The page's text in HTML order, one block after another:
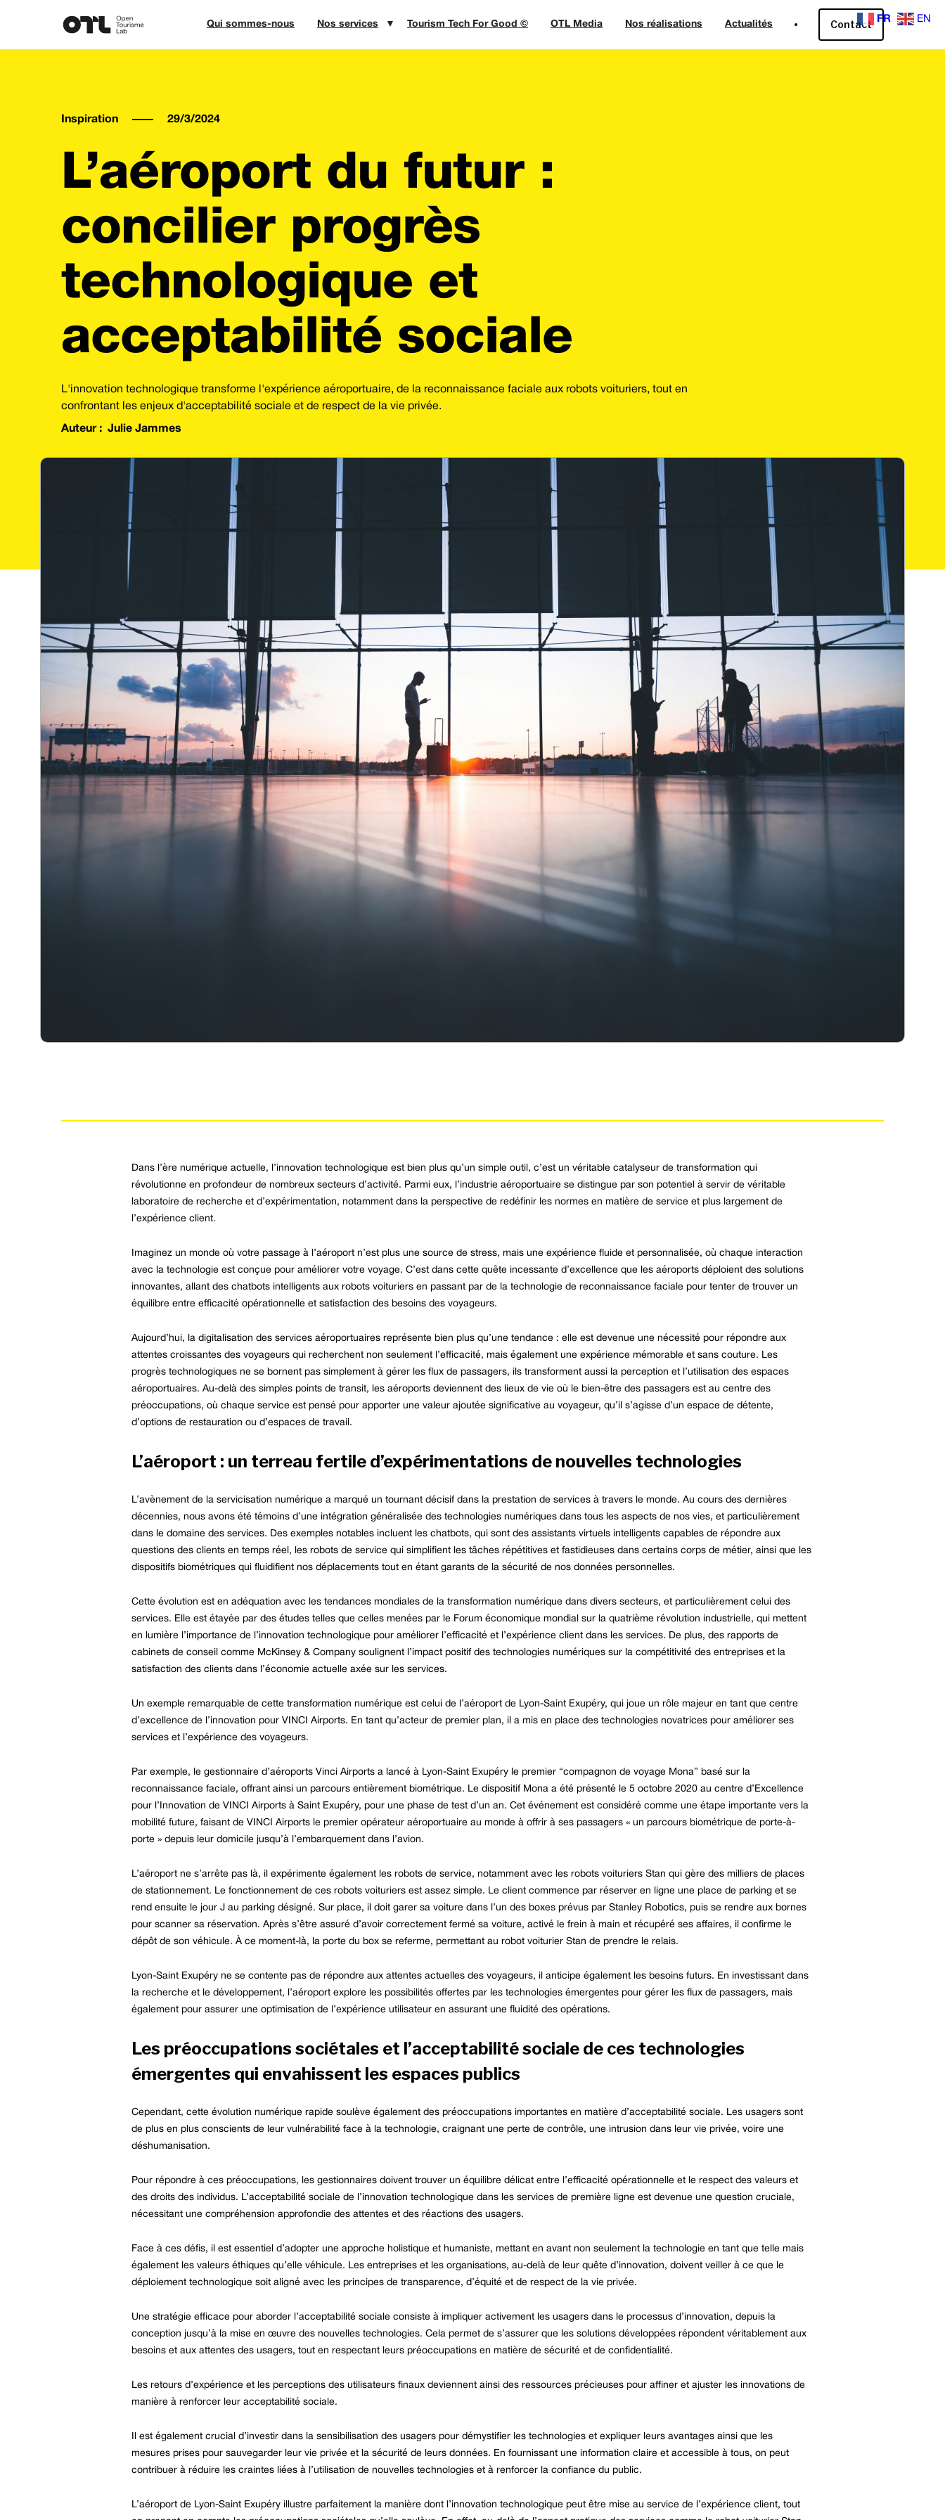
FR EN
Qui sommes-nous Nos services ▼ Tourism Tech For Good © OTL Media Nos réalisations Actualités Contact
Inspiration 29/3/2024
L’aéroport du futur :
concilier progrès
technologique et
acceptabilité sociale
L'innovation technologique transforme l'expérience aéroportuaire, de la reconnaissance faciale aux robots voituriers, tout en
confrontant les enjeux d'acceptabilité sociale et de respect de la vie privée.
Auteur : Julie Jammes
Dans l’ère numérique actuelle, l’innovation technologique est bien plus qu’un simple outil, c’est un véritable catalyseur de transformation qui
révolutionne en profondeur de nombreux secteurs d’activité. Parmi eux, l’industrie aéroportuaire se distingue par son potentiel à servir de véritable
laboratoire de recherche et d’expérimentation, notamment dans la perspective de redéfinir les normes en matière de service et plus largement de
l’expérience client.
Imaginez un monde où votre passage à l’aéroport n’est plus une source de stress, mais une expérience fluide et personnalisée, où chaque interaction
avec la technologie est conçue pour améliorer votre voyage. C’est dans cette quête incessante d’excellence que les aéroports déploient des solutions
innovantes, allant des chatbots intelligents aux robots voituriers en passant par de la technologie de reconnaissance faciale pour tenter de trouver un
équilibre entre efficacité opérationnelle et satisfaction des besoins des voyageurs.
Aujourd’hui, la digitalisation des services aéroportuaires représente bien plus qu’une tendance : elle est devenue une nécessité pour répondre aux
attentes croissantes des voyageurs qui recherchent non seulement l’efficacité, mais également une expérience mémorable et sans couture. Les
progrès technologiques ne se bornent pas simplement à gérer les flux de passagers, ils transforment aussi la perception et l’utilisation des espaces
aéroportuaires. Au-delà des simples points de transit, les aéroports deviennent des lieux de vie où le bien-être des passagers est au centre des
préoccupations, où chaque service est pensé pour apporter une valeur ajoutée significative au voyageur, qu’il s’agisse d’un espace de détente,
d’options de restauration ou d’espaces de travail.
L’aéroport : un terreau fertile d’expérimentations de nouvelles technologies
L’avènement de la servicisation numérique a marqué un tournant décisif dans la prestation de services à travers le monde. Au cours des dernières
décennies, nous avons été témoins d’une intégration généralisée des technologies numériques dans tous les aspects de nos vies, et particulièrement
dans le domaine des services. Des exemples notables incluent les chatbots, qui sont des assistants virtuels intelligents capables de répondre aux
questions des clients en temps réel, les robots de service qui simplifient les tâches répétitives et fastidieuses dans certains corps de métier, ainsi que les
dispositifs biométriques qui fluidifient nos déplacements tout en étant garants de la sécurité de nos données personnelles.
Cette évolution est en adéquation avec les tendances mondiales de la transformation numérique dans divers secteurs, et particulièrement celui des
services. Elle est étayée par des études telles que celles menées par le Forum économique mondial sur la quatrième révolution industrielle, qui mettent
en lumière l’importance de l’innovation technologique pour améliorer l’efficacité et l’expérience client dans les services. De plus, des rapports de
cabinets de conseil comme McKinsey & Company soulignent l’impact positif des technologies numériques sur la compétitivité des entreprises et la
satisfaction des clients dans l’économie actuelle axée sur les services.
Un exemple remarquable de cette transformation numérique est celui de l’aéroport de Lyon-Saint Exupéry, qui joue un rôle majeur en tant que centre
d’excellence de l’innovation pour VINCI Airports. En tant qu’acteur de premier plan, il a mis en place des technologies novatrices pour améliorer ses
services et l’expérience des voyageurs.
Par exemple, le gestionnaire d’aéroports Vinci Airports a lancé à Lyon-Saint Exupéry le premier “compagnon de voyage Mona” basé sur la
reconnaissance faciale, offrant ainsi un parcours entièrement biométrique. Le dispositif Mona a été présenté le 5 octobre 2020 au centre d’Excellence
pour l’Innovation de VINCI Airports à Saint Exupéry, pour une phase de test d’un an. Cet événement est considéré comme une étape importante vers la
mobilité future, faisant de VINCI Airports le premier opérateur aéroportuaire au monde à offrir à ses passagers « un parcours biométrique de porte-à-
porte » depuis leur domicile jusqu’à l’embarquement dans l’avion.
L’aéroport ne s’arrête pas là, il expérimente également les robots de service, notamment avec les robots voituriers Stan qui gère des milliers de places
de stationnement. Le fonctionnement de ces robots voituriers est assez simple. Le client commence par réserver en ligne une place de parking et se
rend ensuite le jour J au parking désigné. Sur place, il doit garer sa voiture dans l’un des boxes prévus par Stanley Robotics, puis se rendre aux bornes
pour scanner sa réservation. Après s’être assuré d’avoir correctement fermé sa voiture, activé le frein à main et récupéré ses affaires, il confirme le
dépôt de son véhicule. À ce moment-là, la porte du box se referme, permettant au robot voiturier Stan de prendre le relais.
Lyon-Saint Exupéry ne se contente pas de répondre aux attentes actuelles des voyageurs, il anticipe également les besoins futurs. En investissant dans
la recherche et le développement, l’aéroport explore les possibilités offertes par les technologies émergentes pour gérer les flux de passagers, mais
également pour assurer une optimisation de l’expérience utilisateur en assurant une fluidité des opérations.
Les préoccupations sociétales et l’acceptabilité sociale de ces technologies
émergentes qui envahissent les espaces publics
Cependant, cette évolution numérique rapide soulève également des préoccupations importantes en matière d’acceptabilité sociale. Les usagers sont
de plus en plus conscients de leur vulnérabilité face à la technologie, craignant une perte de contrôle, une intrusion dans leur vie privée, voire une
déshumanisation.
Pour répondre à ces préoccupations, les gestionnaires doivent trouver un équilibre délicat entre l’efficacité opérationnelle et le respect des valeurs et
des droits des individus. L’acceptabilité sociale de l’innovation technologique dans les services de première ligne est devenue une question cruciale,
nécessitant une compréhension approfondie des attentes et des réactions des usagers.
Face à ces défis, il est essentiel d’adopter une approche holistique et humaniste, mettant en avant non seulement la technologie en tant que telle mais
également les valeurs éthiques qu’elle véhicule. Les entreprises et les organisations, au-delà de leur quête d’innovation, doivent veiller à ce que le
déploiement technologique soit aligné avec les principes de transparence, d’équité et de respect de la vie privée.
Une stratégie efficace pour aborder l’acceptabilité sociale consiste à impliquer activement les usagers dans le processus d’innovation, depuis la
conception jusqu’à la mise en œuvre des nouvelles technologies. Cela permet de s’assurer que les solutions développées répondent véritablement aux
besoins et aux attentes des usagers, tout en respectant leurs préoccupations en matière de sécurité et de confidentialité.
Les retours d’expérience et les perceptions des utilisateurs finaux deviennent ainsi des ressources précieuses pour affiner et ajuster les innovations de
manière à renforcer leur acceptabilité sociale.
Il est également crucial d’investir dans la sensibilisation des usagers pour démystifier les technologies et expliquer leurs avantages ainsi que les
mesures prises pour sauvegarder leur vie privée et la sécurité de leurs données. En fournissant une information claire et accessible à tous, on peut
contribuer à réduire les craintes liées à l’utilisation de nouvelles technologies et à renforcer la confiance du public.
L’aéroport de Lyon-Saint Exupéry illustre parfaitement la manière dont l’innovation technologique peut être mise au service de l’expérience client, tout